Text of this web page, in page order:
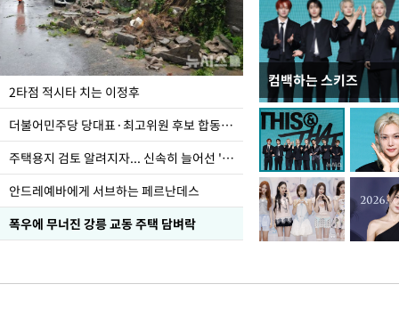
2타점 적시타 치는 이정후
더불어민주당 당대표·최고위원 후보 합동연설회
주택용지 검토 알려지자... 신속히 늘어선 '근조화환'
안드레예바에게 서브하는 페르난데스
폭우에 무너진 강릉 교동 주택 담벼락
컴백하는 스키즈
이번주 국회에는 무